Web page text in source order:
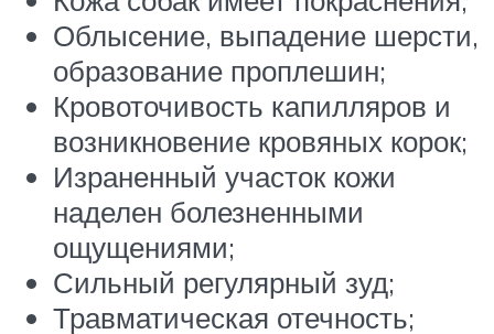
Облысение, выпадение шерсти,
образование проплешин;
Кровоточивость капилляров и
возникновение кровяных корок;
Израненный участок кожи
наделен болезненными
ощущениями;
Сильный регулярный зуд;
Травматическая отечность;